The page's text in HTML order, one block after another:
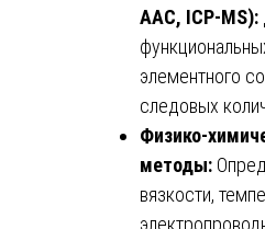
ААС, ICP-MS):
элементного
следовых
Физико-
методы:
вязкости,